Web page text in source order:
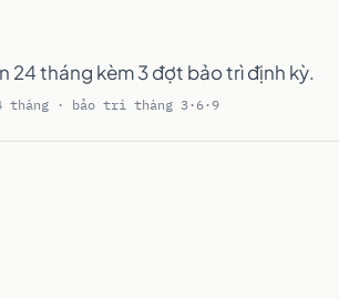
24 tháng kèm 3 đợt bảo trì định kỳ.
tháng · bảo trì tháng 3·6·9